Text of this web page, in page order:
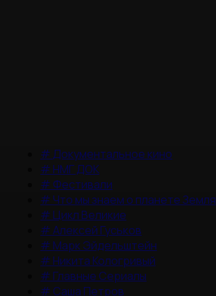
# Документальное кино
# НМГ ДОК
# Фестивали
# Что мы знаем о планете Земля
# Цикл Великие
#Алексей Гуськов
# Марк Эйдельштейн
# Никита Кологривый
# Главные Сериалы
# Саша Петров